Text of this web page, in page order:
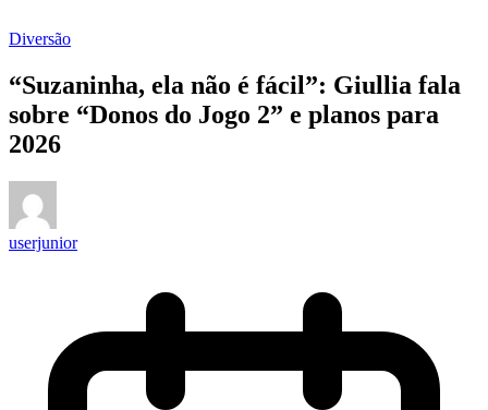
Diversão
“Suzaninha, ela não é fácil”: Giullia fala
sobre “Donos do Jogo 2” e planos para
2026
userjunior